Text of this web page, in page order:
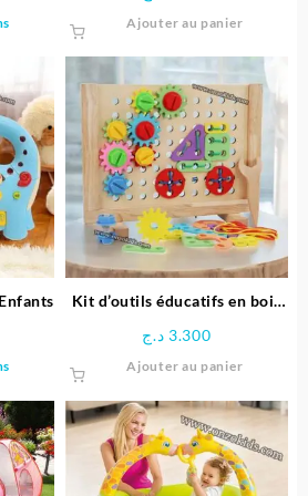
plusieurs
variations.
Les
options
peuvent
être
choisies
sur
la
page
Ajouter au panier
plusieurs
variations.
Les
Kit d’outils éducatifs en bois
3.300 د.ج
Ajouter au panier